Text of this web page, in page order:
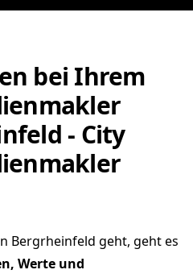
bei Ihrem
- City
Bergrheinfeld geht, geht es
Werte und